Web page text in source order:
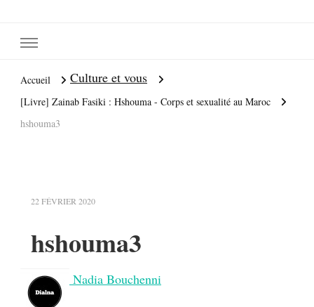
Accueil Culture et vous
[Livre] Zainab Fasiki : Hshouma - Corps et sexualité au Maroc
hshouma3
22 FÉVRIER 2020
hshouma3
Nadia Bouchenni